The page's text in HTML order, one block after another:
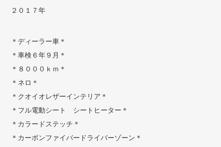
２０１７年
＊ディーラー車＊
＊車検６年９月＊
＊８０００ｋｍ＊
＊ネロ＊
＊クオイオレザーインテリア＊
＊フル電動シート シートヒーター＊
＊カラードステッチ＊
＊カーボンファイバードライバーゾーン＊